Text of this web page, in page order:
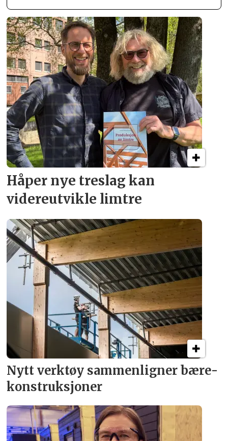
Håper nye treslag kan
videreutvikle limtre
Nytt verktøy sammenligner bære­
konstruksjoner